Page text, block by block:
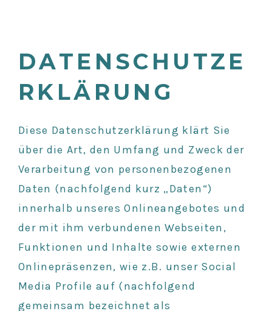
DATENSCHUTZE
RKLÄRUNG
Diese Datenschutzerklärung klärt Sie
über die Art, den Umfang und Zweck der
Verarbeitung von personenbezogenen
Daten (nachfolgend kurz „Daten“)
innerhalb unseres Onlineangebotes und
der mit ihm verbundenen Webseiten,
Funktionen und Inhalte sowie externen
Onlinepräsenzen, wie z.B. unser Social
Media Profile auf (nachfolgend
gemeinsam bezeichnet als